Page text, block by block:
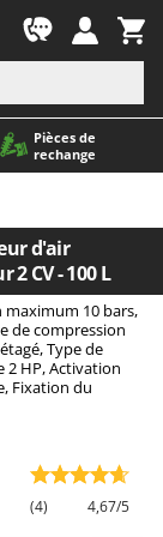
Pièces de
rechange
autoportés
tracteur
d'air
CV - 100 L
maximum 10 bars,
de compression
Type de
2 HP, Activation
Fixation du
(4) 4,67/5